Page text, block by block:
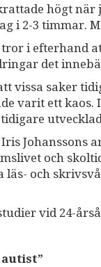
högt när
i 2-3 timmar.
i efterhand
det
vissa saker
varit ett
Johanssons
och
läs- och
vid 24-
autist”